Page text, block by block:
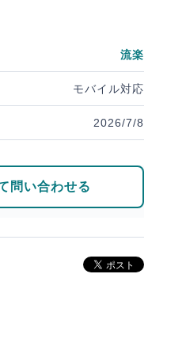
流楽
モバイル対応
2026/7/8
問い合わせる